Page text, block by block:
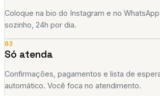
Coloque na bio do Instagram e no
sozinho, 24h por dia.
03
Só atenda
Confirmações, pagamentos e lista de
automático. Você foca no atendimento.